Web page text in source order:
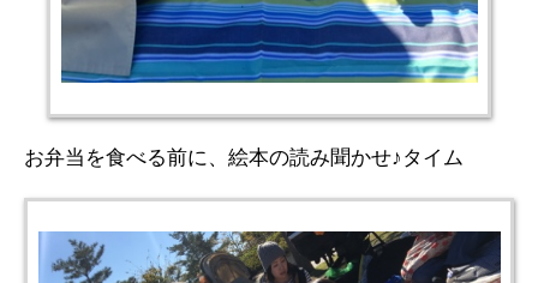
お弁当を食べる前に、絵本の読み聞かせ♪タイム